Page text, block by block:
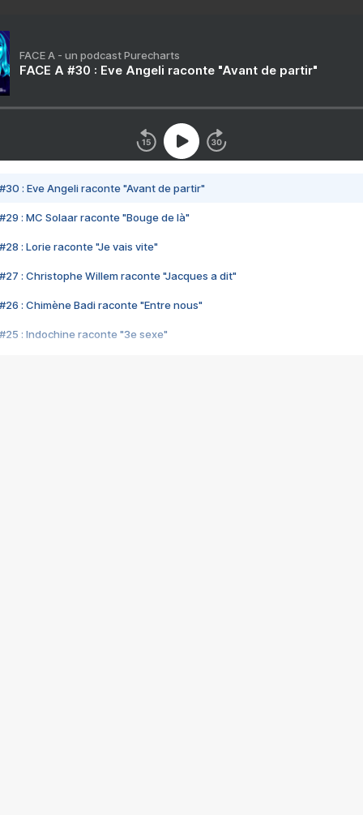
FACE A - un podcast Purecharts
FACE A #30 : Eve Angeli raconte "Avant de partir"
#30 : Eve Angeli raconte "Avant de partir"
#29 : MC Solaar raconte "Bouge de là"
#28 : Lorie raconte "Je vais vite"
#27 : Christophe Willem raconte "Jacques a dit"
#26 : Chimène Badi raconte "Entre nous"
#25 : Indochine raconte "3e sexe"